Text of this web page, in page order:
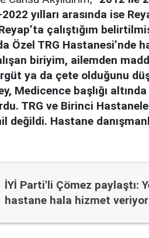
yılları arasında ise
çalıştığım
Özel TRG
biriyim, ailemden
ya da çete olduğunu
Medicence başlığı
TRG ve Birinci
Hastane
İYİ Parti'li Çömez paylaştı:
hastane hala hizmet veriyor